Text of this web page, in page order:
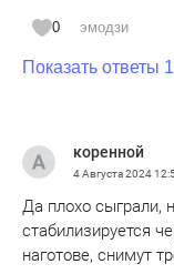
0 эмодзи
Показать ответы 1
коренной
4 Августа 2024
Да плохо сыграли,
стабилизируется
наготове, снимут